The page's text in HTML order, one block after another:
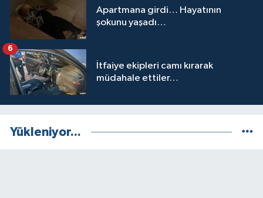
Apartmana girdi… Hayatının
şokunu yaşadı…
İtfaiye ekipleri camı kırarak
müdahale ettiler…
6
Yükleniyor...